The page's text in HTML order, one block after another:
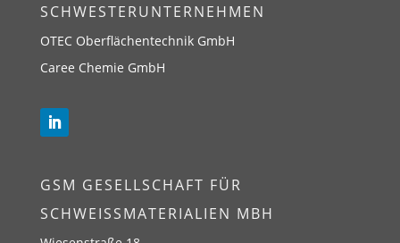
SCHWESTERUNTERNEHMEN
OTEC Oberflächentechnik GmbH
Caree Chemie GmbH
GSM GESELLSCHAFT FÜR
SCHWEISSMATERIALIEN MBH